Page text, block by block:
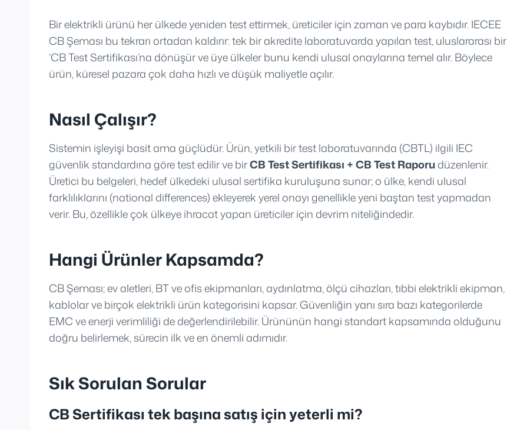
Bir elektrikli ürünü her ülkede yeniden test ettirmek, üreticiler için zaman ve para kaybıdır. IECEE
CB Şeması bu tekrarı ortadan kaldırır: tek bir akredite laboratuvarda yapılan test, uluslararası bir
‘CB Test Sertifikası’na dönüşür ve üye ülkeler bunu kendi ulusal onaylarına temel alır. Böylece
ürün, küresel pazara çok daha hızlı ve düşük maliyetle açılır.
Nasıl Çalışır?
Sistemin işleyişi basit ama güçlüdür. Ürün, yetkili bir test laboratuvarında (CBTL) ilgili IEC
güvenlik standardına göre test edilir ve birCB Test Sertifikası + CB Test Raporudüzenlenir.
Üretici bu belgeleri, hedef ülkedeki ulusal sertifika kuruluşuna sunar; o ülke, kendi ulusal
farklılıklarını (national differences) ekleyerek yerel onayı genellikle yeni baştan test yapmadan
verir. Bu, özellikle çok ülkeye ihracat yapan üreticiler için devrim niteliğindedir.
Hangi Ürünler Kapsamda?
CB Şeması; ev aletleri, BT ve ofis ekipmanları, aydınlatma, ölçü cihazları, tıbbi elektrikli ekipman,
kablolar ve birçok elektrikli ürün kategorisini kapsar. Güvenliğin yanı sıra bazı kategorilerde
EMC ve enerji verimliliği de değerlendirilebilir. Ürününün hangi standart kapsamında olduğunu
doğru belirlemek, sürecin ilk ve en önemli adımıdır.
Sık Sorulan Sorular
CB Sertifikası tek başına satış için yeterli mi?